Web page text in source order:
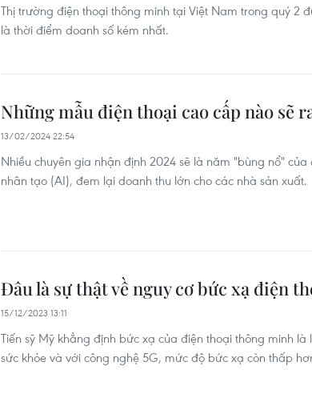
Thị trường điện thoại thông minh tại Việt Nam trong quý 2
là thời điểm doanh số kém nhất.
Những mẫu điện thoại cao cấp nào sẽ
13/02/2024 22:54
Nhiều chuyên gia nhận định 2024 sẽ là năm "bùng nổ"
nhân tạo (AI), đem lại doanh thu lớn cho các nhà sản xuất.
Đâu là sự thật về nguy cơ bức xạ điện
15/12/2023 13:11
Tiến sỹ Mỹ khẳng định bức xạ của điện thoại thông minh
sức khỏe và với công nghệ 5G, mức độ bức xạ còn thấp